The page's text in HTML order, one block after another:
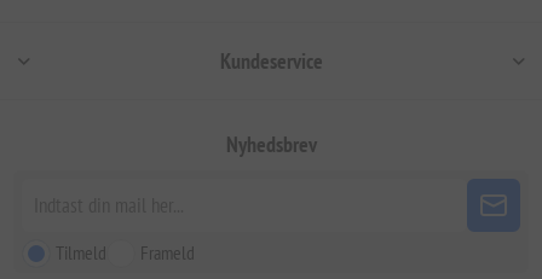
Kundeservice
Nyhedsbrev
Tilmeld Frameld